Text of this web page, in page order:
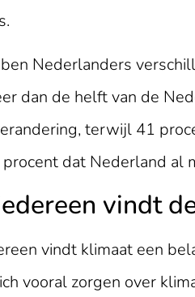
Nederlanders
dan de helft van de
terwijl 41
dat Nederland al
vindt
vindt klimaat een
vooral zorgen over